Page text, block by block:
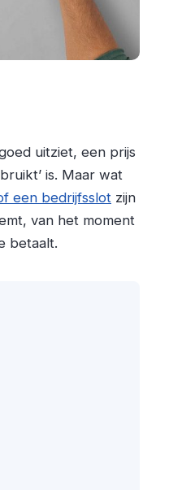
uitziet, een prijs
is. Maar wat
een bedrijfsslot zijn
van het moment
betaalt.